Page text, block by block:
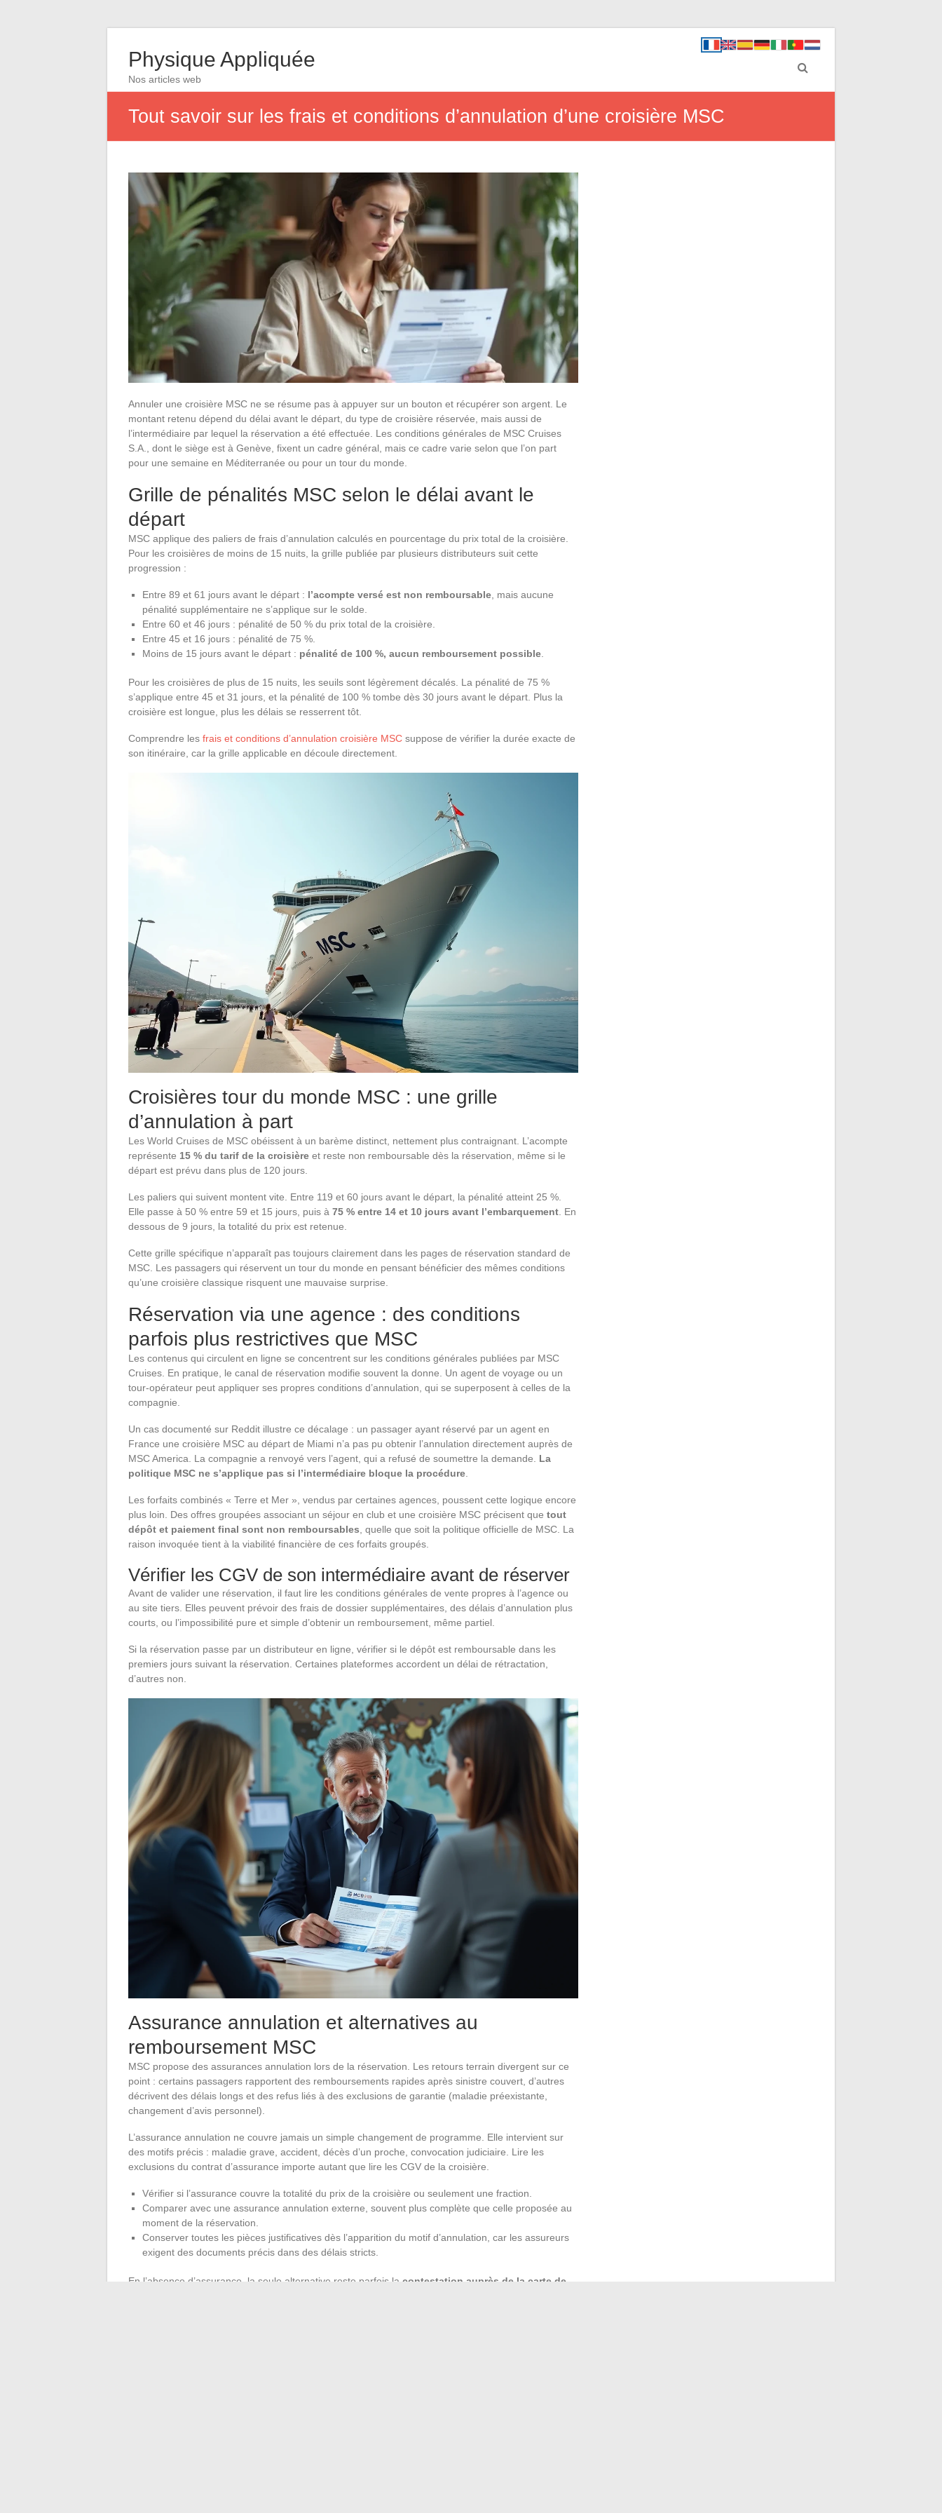
Physique Appliquée
Nos articles web
Tout savoir sur les frais et conditions d’annulation d’une croisière MSC
Annuler une croisière MSC ne se résume pas à appuyer sur un bouton et récupérer son argent. Le
montant retenu dépend du délai avant le départ, du type de croisière réservée, mais aussi de
l’intermédiaire par lequel la réservation a été effectuée. Les conditions générales de MSC Cruises
S.A., dont le siège est à Genève, fixent un cadre général, mais ce cadre varie selon que l’on part
pour une semaine en Méditerranée ou pour un tour du monde.
Grille de pénalités MSC selon le délai avant le
départ
MSC applique des paliers de frais d’annulation calculés en pourcentage du prix total de la croisière.
Pour les croisières de moins de 15 nuits, la grille publiée par plusieurs distributeurs suit cette
progression :
Entre 89 et 61 jours avant le départ : l’acompte versé est non remboursable , mais aucune
pénalité supplémentaire ne s’applique sur le solde.
Entre 60 et 46 jours : pénalité de 50 % du prix total de la croisière.
Entre 45 et 16 jours : pénalité de 75 %.
Moins de 15 jours avant le départ : pénalité de 100 %, aucun remboursement possible
Pour les croisières de plus de 15 nuits, les seuils sont légèrement décalés. La pénalité de 75 %
s’applique entre 45 et 31 jours, et la pénalité de 100 % tombe dès 30 jours avant le départ. Plus la
croisière est longue, plus les délais se resserrent tôt.
Comprendre les frais et conditions d’annulation croisière MSC suppose de vérifier la durée exacte de
son itinéraire, car la grille applicable en découle directement.
Croisières tour du monde MSC : une grille
d’annulation à part
Les World Cruises de MSC obéissent à un barème distinct, nettement plus contraignant. L’acompte
représente 15 % du tarif de la croisière et reste non remboursable dès la réservation, même si le
départ est prévu dans plus de 120 jours.
Les paliers qui suivent montent vite. Entre 119 et 60 jours avant le départ, la pénalité atteint 25 %.
Elle passe à 50 % entre 59 et 15 jours, puis à 75 % entre 14 et 10 jours avant l’embarquement . En
dessous de 9 jours, la totalité du prix est retenue.
Cette grille spécifique n’apparaît pas toujours clairement dans les pages de réservation standard de
MSC. Les passagers qui réservent un tour du monde en pensant bénéficier des mêmes conditions
qu’une croisière classique risquent une mauvaise surprise.
Réservation via une agence : des conditions
parfois plus restrictives que MSC
Les contenus qui circulent en ligne se concentrent sur les conditions générales publiées par MSC
Cruises. En pratique, le canal de réservation modifie souvent la donne. Un agent de voyage ou un
tour-opérateur peut appliquer ses propres conditions d’annulation, qui se superposent à celles de la
compagnie.
Un cas documenté sur Reddit illustre ce décalage : un passager ayant réservé par un agent en
France une croisière MSC au départ de Miami n’a pas pu obtenir l’annulation directement auprès de
MSC America. La compagnie a renvoyé vers l’agent, qui a refusé de soumettre la demande. La
politique MSC ne s’applique pas si l’intermédiaire bloque la procédure
Les forfaits combinés « Terre et Mer », vendus par certaines agences, poussent cette logique encore
plus loin. Des offres groupées associant un séjour en club et une croisière MSC précisent que tout
dépôt et paiement final sont non remboursables , quelle que soit la politique officielle de MSC. La
raison invoquée tient à la viabilité financière de ces forfaits groupés.
Vérifier les CGV de son intermédiaire avant de réserver
Avant de valider une réservation, il faut lire les conditions générales de vente propres à l’agence ou
au site tiers. Elles peuvent prévoir des frais de dossier supplémentaires, des délais d’annulation plus
courts, ou l’impossibilité pure et simple d’obtenir un remboursement, même partiel.
Si la réservation passe par un distributeur en ligne, vérifier si le dépôt est remboursable dans les
premiers jours suivant la réservation. Certaines plateformes accordent un délai de rétractation,
d’autres non.
Assurance annulation et alternatives au
remboursement MSC
MSC propose des assurances annulation lors de la réservation. Les retours terrain divergent sur ce
point : certains passagers rapportent des remboursements rapides après sinistre couvert, d’autres
décrivent des délais longs et des refus liés à des exclusions de garantie (maladie préexistante,
changement d’avis personnel).
L’assurance annulation ne couvre jamais un simple changement de programme. Elle intervient sur
des motifs précis : maladie grave, accident, décès d’un proche, convocation judiciaire. Lire les
exclusions du contrat d’assurance importe autant que lire les CGV de la croisière.
Vérifier si l’assurance couvre la totalité du prix de la croisière ou seulement une fraction.
Comparer avec une assurance annulation externe, souvent plus complète que celle proposée au
moment de la réservation.
Conserver toutes les pièces justificatives dès l’apparition du motif d’annulation, car les assureurs
exigent des documents précis dans des délais stricts.
En l’absence d’assurance, la seule alternative reste parfois la contestation auprès de la carte de